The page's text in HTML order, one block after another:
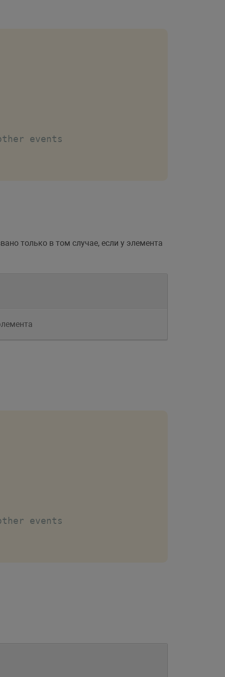
events
только в том случае, если у элемента
events